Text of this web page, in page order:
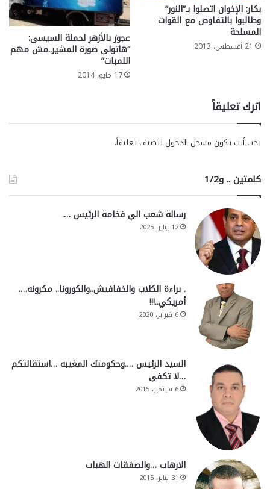
بكار: الإخوان اتصلوا بـ”النور”
وطالبوا بالتفاوض مع القوات
المسلحة
21 أغسطس، 2013
عجوز بالأزهر لحملة السيسى:
“هاتولى صورة المشير..مش مهم
اللمبات”
17 مايو، 2014
اترك تعليقاً
يجب أنت تكون مسجل الدخول لتضيف تعليقاً.
كلمتين .. و1/2
رسالة شعب الي فخامة الرئيس ….
12 يناير، 2025
. براءة الكلاب والخفافيش..والكورونا.. مكرونه….
أمريكي..!!!
6 فبراير، 2020
السيد الرئيس ….وحكومتك المغيبه …استقالتكم
…لا تكفي
6 سبتمبر، 2015
الارهاب …والصفقات الهباب
31 يناير، 2015